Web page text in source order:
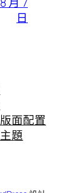
日
面配置
題